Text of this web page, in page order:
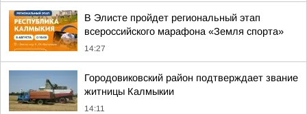
В Элисте пройдет региональный этап
всероссийского марафона «Земля спорта»
14:27
Городовиковский район подтверждает звание
житницы Калмыкии
14:11